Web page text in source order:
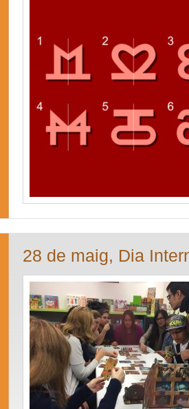
28 de maig, Dia